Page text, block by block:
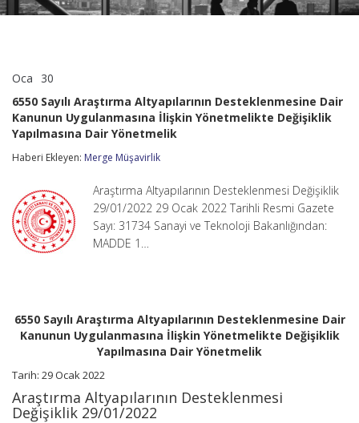
Oca 30
Araştırma
Altyapılarının
Desteklenmesine
Kanunun
İlişkin
Yönetmelikte
Değişiklik
Yapılmasına
6550 Sayılı Araştırma Altyapılarının Desteklenmesine Dair
Kanunun Uygulanmasına İlişkin Yönetmelikte Değişiklik
Yapılmasına Dair Yönetmelik
Haberi Ekleyen: Merge Müşavirlik
Araştırma Altyapılarının Desteklenmesi Değişiklik
29/01/2022 29 Ocak 2022 Tarihli Resmi Gazete
Sayı: 31734 Sanayi ve Teknoloji Bakanlığından:
MADDE 1…
6550 Sayılı Araştırma Altyapılarının Desteklenmesine Dair
Kanunun Uygulanmasına İlişkin Yönetmelikte Değişiklik
Yapılmasına Dair Yönetmelik
Tarih: 29 Ocak 2022
Araştırma Altyapılarının Desteklenmesi
Değişiklik 29/01/2022